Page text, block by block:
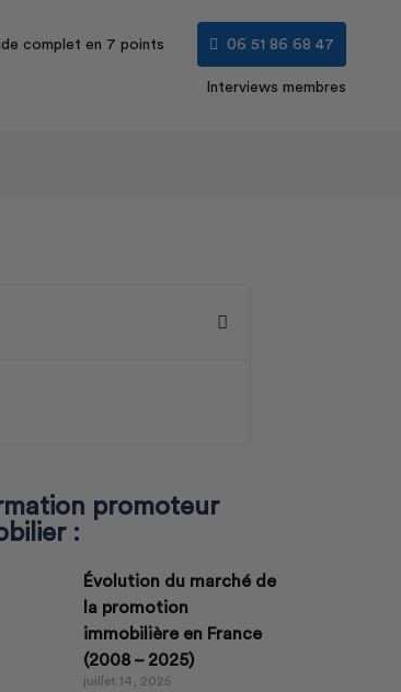
complet en 7 points 06 51 86 68 47
Interviews membres
promoteur
:
Évolution du marché de
la promotion
immobilière en France
(2008 – 2025)
juillet 14, 2025